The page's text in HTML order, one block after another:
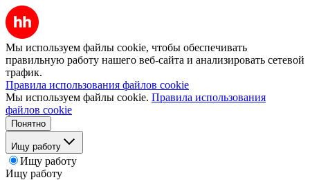
Мы используем файлы cookie, чтобы обеспечивать
правильную работу нашего веб-сайта и анализировать сетевой
трафик.
Правила использования файлов cookie
Мы используем файлы cookie. Правила использования
файлов cookie
Понятно
Ищу работу
Ищу работу
Ищу работу